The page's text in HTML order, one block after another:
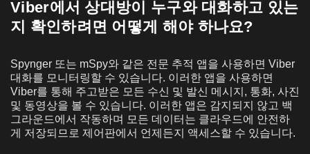
Viber에서 상대방이 누구와 대화하고 있는
지 확인하려면 어떻게 해야 하나요?
Spynger 또는 mSpy와 같은 전문 추적 앱을 사용하면 Viber
대화를 모니터링할 수 있습니다. 이러한 앱을 사용하면
Viber를 통해 주고받은 모든 수신 및 발신 메시지, 통화, 사진
및 동영상을 볼 수 있습니다. 이러한 앱은 감지되지 않고 백
그라운드에서 작동하며 모든 데이터는 클라우드에 안전하
게 저장되므로 제어판에서 언제든지 액세스할 수 있습니다.